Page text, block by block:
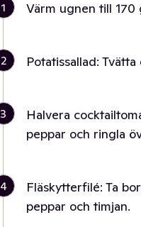
1 Värm ugnen till 170
2 Potatissallad:
3
Halvera
peppar och ringla
4
Fläskytterfilé: Ta
peppar och timjan.